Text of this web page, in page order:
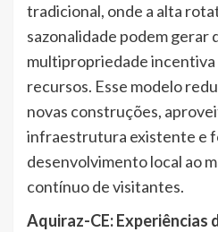
tradicional, onde a alta
sazonalidade podem gerar
multipropriedade incentiva
recursos. Esse modelo
novas construções,
infraestrutura existente e
desenvolvimento local ao
contínuo de visitantes.
Aquiraz-CE: Experiências